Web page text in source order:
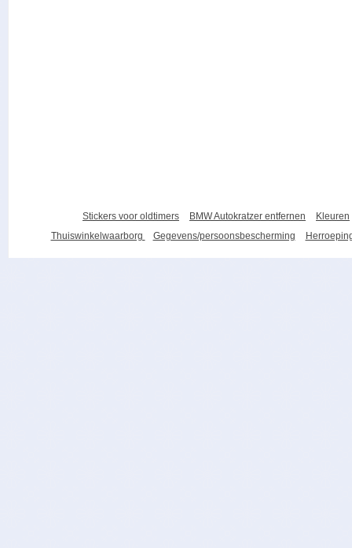
Stickers voor oldtimers BMW Autokratzer entfernen
Kleuren
Thuiswinkelwaarborg
Gegevens/persoonsbescherming